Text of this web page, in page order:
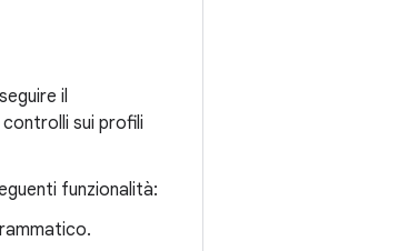
il
sui profili
funzionalità: